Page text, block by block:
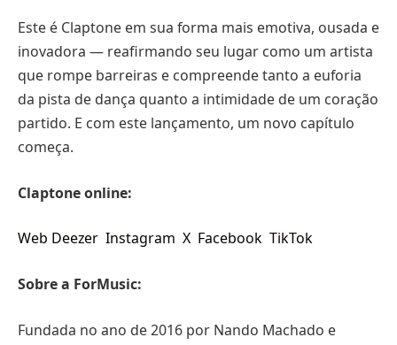
Este é Claptone em sua forma mais emotiva, ousada e
inovadora — reafirmando seu lugar como um artista
que rompe barreiras e compreende tanto a euforia
da pista de dança quanto a intimidade de um coração
partido. E com este lançamento, um novo capítulo
começa.
Claptone online:
Web Deezer Instagram X Facebook TikTok
Sobre a ForMusic:
Fundada no ano de 2016 por Nando Machado e